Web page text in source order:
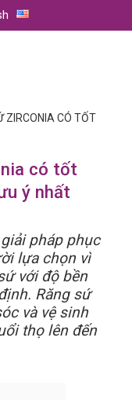
ZIRCONIA CÓ TỐT
có tốt
ý nhất
pháp phục
lựa chọn vì
với độ bền
Răng sứ
và vệ sinh
thọ lên đến